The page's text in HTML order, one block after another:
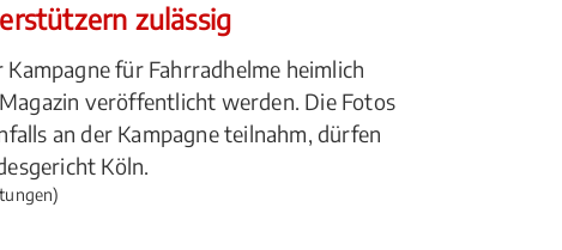
zulässig
für Fahrradhelme heimlich
veröffentlicht werden. Die Fotos
an der Kampagne teilnahm, dürfen
Köln.